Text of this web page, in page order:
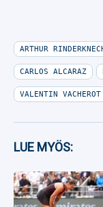
ARTHUR
CARLOS ALCARAZ
VALENTIN VACHEROT
LUE MYÖS: